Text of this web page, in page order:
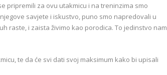
pripremili za ovu utakmicu i na treninzima smo
savjete i iskustvo, puno smo napredovali u
raste, i zaista živimo kao porodica. To jedinstvo nam
te da će svi dati svoj maksimum kako bi upisali